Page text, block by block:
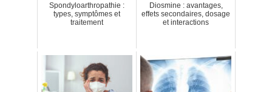
Spondyloarthropathie :
types, symptômes et
traitement
Diosmine : avantages,
effets secondaires, dosage
et interactions